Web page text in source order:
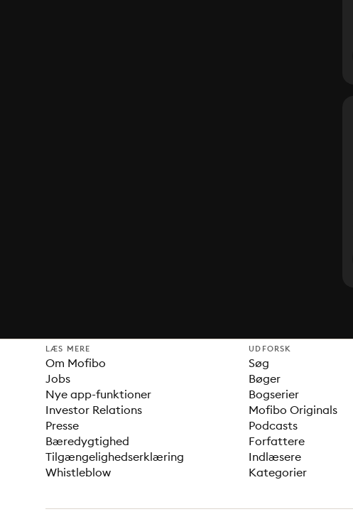
LÆS MERE
Om Mofibo
Jobs
Nye app-funktioner
Investor Relations
Presse
Bæredygtighed
Tilgængelighedserklæring
Whistleblow
UDFORSK
Søg
Bøger
Bogserier
Mofibo Originals
Podcasts
Forfattere
Indlæsere
Kategorier